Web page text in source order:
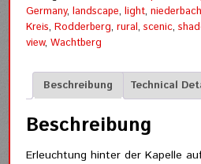
Germany,landscape,light,
Kreis,Rodderberg,rural,scenic,
view,Wachtberg
Beschreibung Technical
Beschreibung
Erleuchtung hinter der Kapelle